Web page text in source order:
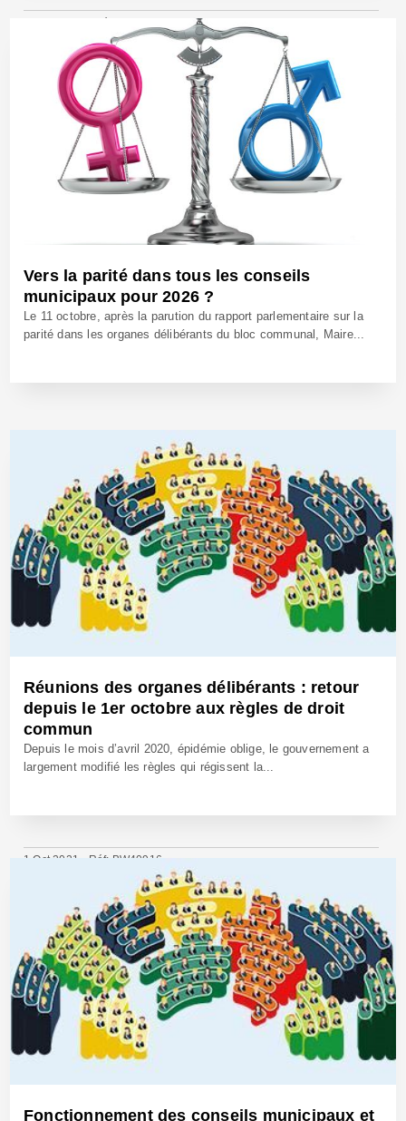
29 Avr 2022 - Réf: CW14196
Vers la parité dans tous les conseils
municipaux pour 2026 ?
Le 11 octobre, après la parution du rapport parlementaire sur la
parité dans les organes délibérants du bloc communal, Maire...
22 Oct 2021 - Réf: BW40944
Réunions des organes délibérants : retour
depuis le 1er octobre aux règles de droit
commun
Depuis le mois d’avril 2020, épidémie oblige, le gouvernement a
largement modifié les règles qui régissent la...
1 Oct 2021 - Réf: BW40916
Fonctionnement des conseils municipaux et